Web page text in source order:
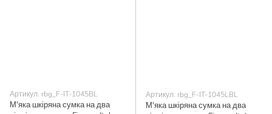
Артикул: rbg_F-IT-1045BL
М'яка шкіряна сумка на два
Артикул: rbg_F-IT-1045LBL
М'яка шкіряна сумка на два